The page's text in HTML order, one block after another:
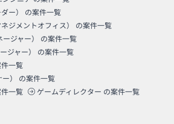
ー）
の案件一覧
ジメントオフィス）
の案件一覧
ジャー）
の案件一覧
ジャー）
の案件一覧
一覧
）
の案件一覧
一覧 ゲームディレクター の案件一覧